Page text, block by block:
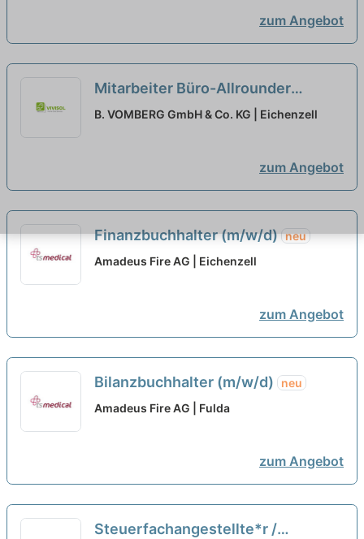
zum Angebot
Mitarbeiter Büro-Allrounder
(m/w/d)
B. VOMBERG GmbH & Co. KG | Eichenzell
zum Angebot
Finanzbuchhalter (m/w/d) neu
Amadeus Fire AG | Eichenzell
zum Angebot
Bilanzbuchhalter (m/w/d)
neu
Amadeus Fire AG | Fulda
zum Angebot
Steuerfachangestellte*r /